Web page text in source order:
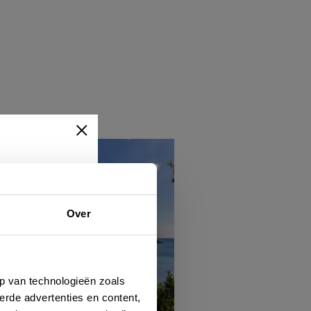
Over
van technologieën zoals
advertenties en content,